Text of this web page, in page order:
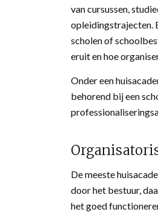
van cursussen,
opleidingstrajecten.
scholen of
eruit en hoe
Onder een
behorend bij een
De meeste
door het bestuur,
het goed